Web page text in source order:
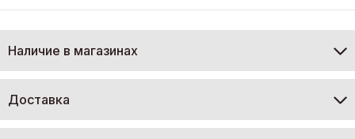
Наличие в магазинах
Доставка